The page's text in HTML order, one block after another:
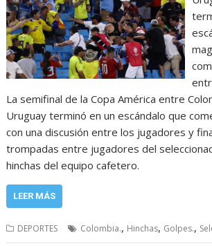
La semifinal de la Copa América entre
Uruguay terminó en un escándalo que
con una discusión entre los jugadores y
trompadas entre jugadores del
hinchas del equipo cafetero.
LEER MÁS
DEPORTES Colombia., Hinchas, Golpes.,